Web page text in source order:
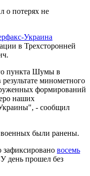
о потерях не
Украина
в Трехсторонней
пункта Шумы в
минометного
формирований
наших
- сообщил
были ранены.
восемь
день прошел без